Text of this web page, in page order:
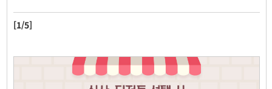
[1/5]